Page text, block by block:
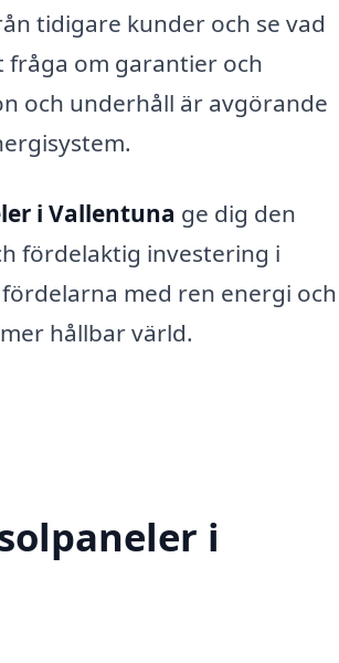
tidigare kunder och se vad
fråga om garantier och
och underhåll är avgörande
i Vallentuna ge dig den
fördelaktig investering i
med ren energi och
hållbar värld.
i